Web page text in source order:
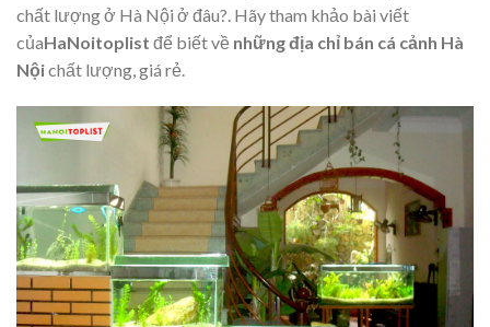
chất lượng ở Hà Nội ở đâu?. Hãy tham khảo bài viết
củaHaNoitoplist để biết về những địa chỉ bán cá cảnh Hà
Nộichất lượng, giá rẻ.